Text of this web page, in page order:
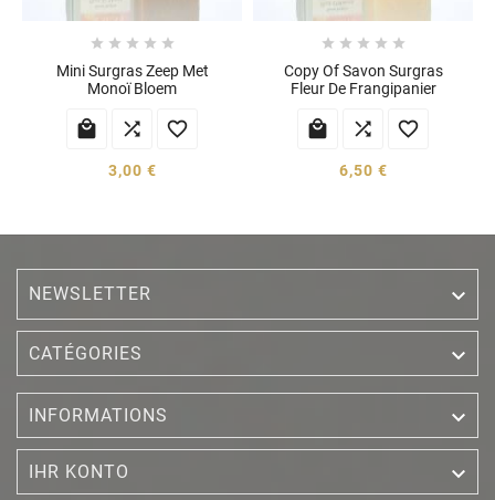
    
Mini Surgras Zeep Met
Monoï Bloem
  
3,00 €
    
Copy Of Savon Surgras
Fleur De Frangipanier
  
6,50 €
NEWSLETTER 
CATÉGORIES 
INFORMATIONS 
IHR KONTO 